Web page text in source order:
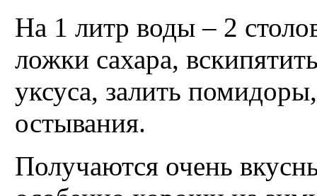
На 1 литр воды – 2
ложки сахара,
уксуса, залить
остывания.
Получаются очень